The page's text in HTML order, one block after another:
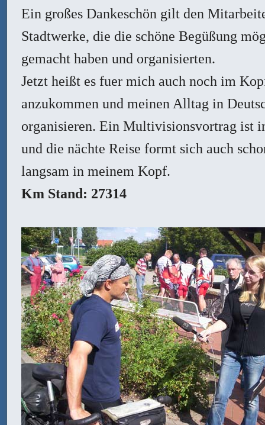
Ein großes Dankeschön gilt den
Stadtwerke, die die schöne Begüßung
gemacht haben und organisierten.
Jetzt heißt es fuer mich auch noch im
anzukommen und meinen Alltag in
organisieren. Ein Multivisionsvortrag ist
und die nächte Reise formt sich auch
langsam in meinem Kopf.
Km Stand: 27314